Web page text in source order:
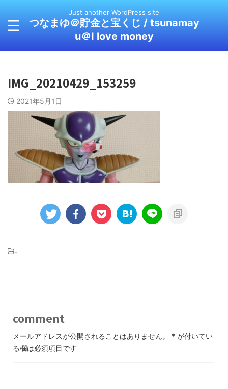
Just another WordPress site
つなまゆ＠貯金と宝くじ / tsunamay
u＠I love money
IMG_20210429_153259
2021年5月1日
-
comment
メールアドレスが公開されることはありません。 * が付いてい
る欄は必須項目です